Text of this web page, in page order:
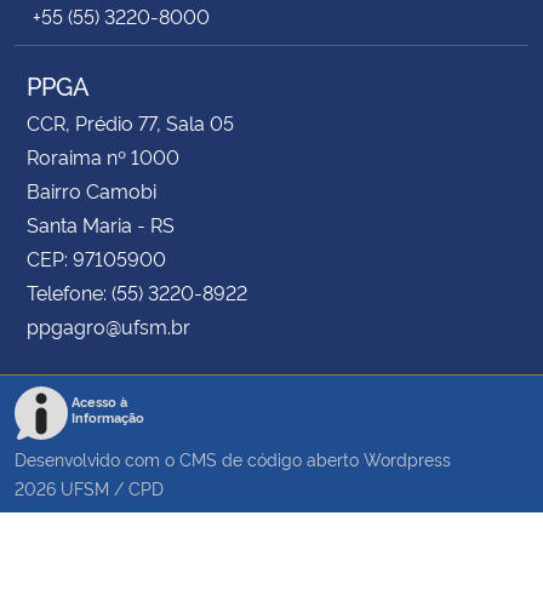
+55 (55) 3220-8000
PPGA
CCR, Prédio 77, Sala 05
Roraima nº 1000
Bairro Camobi
Santa Maria - RS
CEP: 97105900
Telefone: (55) 3220-8922
ppgagro@ufsm.br
Acesso à
Informação
Desenvolvido com o CMS de código aberto Wordpress
2026 UFSM / CPD